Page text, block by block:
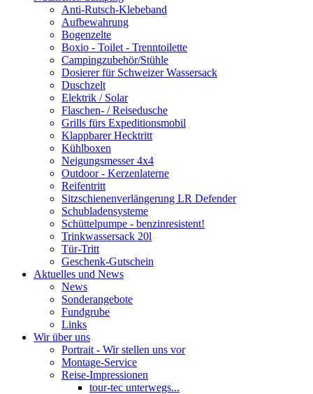
Anti-Rutsch-Klebeband
Aufbewahrung
Bogenzelte
Boxio - Toilet - Trenntoilette
Campingzubehör/Stühle
Dosierer für Schweizer Wassersack
Duschzelt
Elektrik / Solar
Flaschen- / Reisedusche
Grills fürs Expeditionsmobil
Klappbarer Hecktritt
Kühlboxen
Neigungsmesser 4x4
Outdoor - Kerzenlaterne
Reifentritt
Sitzschienenverlängerung LR Defender
Schubladensysteme
Schüttelpumpe - benzinresistent!
Trinkwassersack 20l
Tür-Tritt
Geschenk-Gutschein
Aktuelles und News
News
Sonderangebote
Fundgrube
Links
Wir über uns
Portrait - Wir stellen uns vor
Montage-Service
Reise-Impressionen
tour-tec unterwegs...